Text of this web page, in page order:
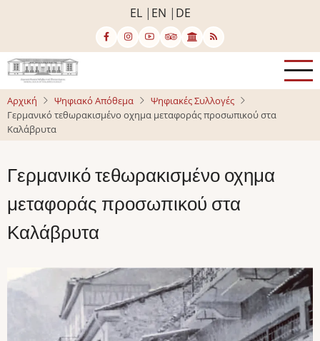
κυρίως
περιεχόμενο
EL EN DE
Αρχική Ψηφιακό Απόθεμα
Ψηφιακές Συλλογές
Γερμανικό τεθωρακισμένο οχημα μεταφοράς προσωπικού στα
Καλάβρυτα
Γερμανικό τεθωρακισμένο οχημα
μεταφοράς προσωπικού στα
Καλάβρυτα
Image